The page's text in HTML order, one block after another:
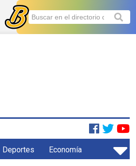
Deportes Economía